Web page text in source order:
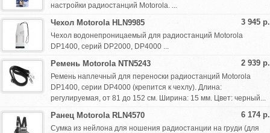
настройки радиостанций Motorola. ...
3 945 р.
Чехол Motorola HLN9985
Чехол водонепроницаемый для радиостанций Motorola
DP1400, серий DP2000, DP4000 ...
2 939 р.
Ремень Motorola NTN5243
Ремень наплечный для переноски радиостанций Motorola
DP1400, серии DP4000 (крепится к чехлу). Длина:
регулируемая, от 81 до 152 см. Ширина: 15 мм. Цвет: черный...
6 174 р.
Ранец Motorola RLN4570
Сумка из нейлона для ношения радиостанции на груди (для